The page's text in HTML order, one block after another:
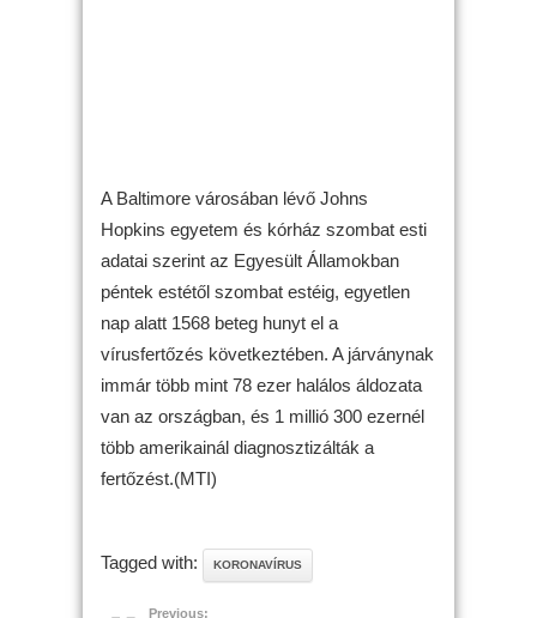
A Baltimore városában lévő Johns
Hopkins egyetem és kórház szombat esti
adatai szerint az Egyesült Államokban
péntek estétől szombat estéig, egyetlen
nap alatt 1568 beteg hunyt el a
vírusfertőzés következtében. A járványnak
immár több mint 78 ezer halálos áldozata
van az országban, és 1 millió 300 ezernél
több amerikainál diagnosztizálták a
fertőzést.(MTI)
Tagged with: KORONAVÍRUS
Previous: